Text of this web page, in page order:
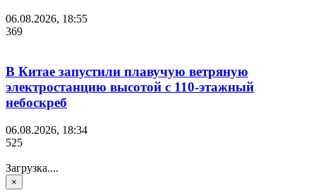
06.08.2026, 18:55
369
В Китае запустили плавучую ветряную
электростанцию высотой с 110-этажный
небоскреб
06.08.2026, 18:34
525
Загрузка....
×